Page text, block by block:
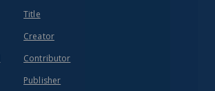
Title
Creator
Contributor
Publisher